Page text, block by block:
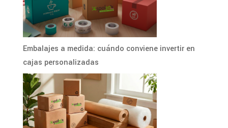
Embalajes a medida: cuándo conviene invertir en
cajas personalizadas